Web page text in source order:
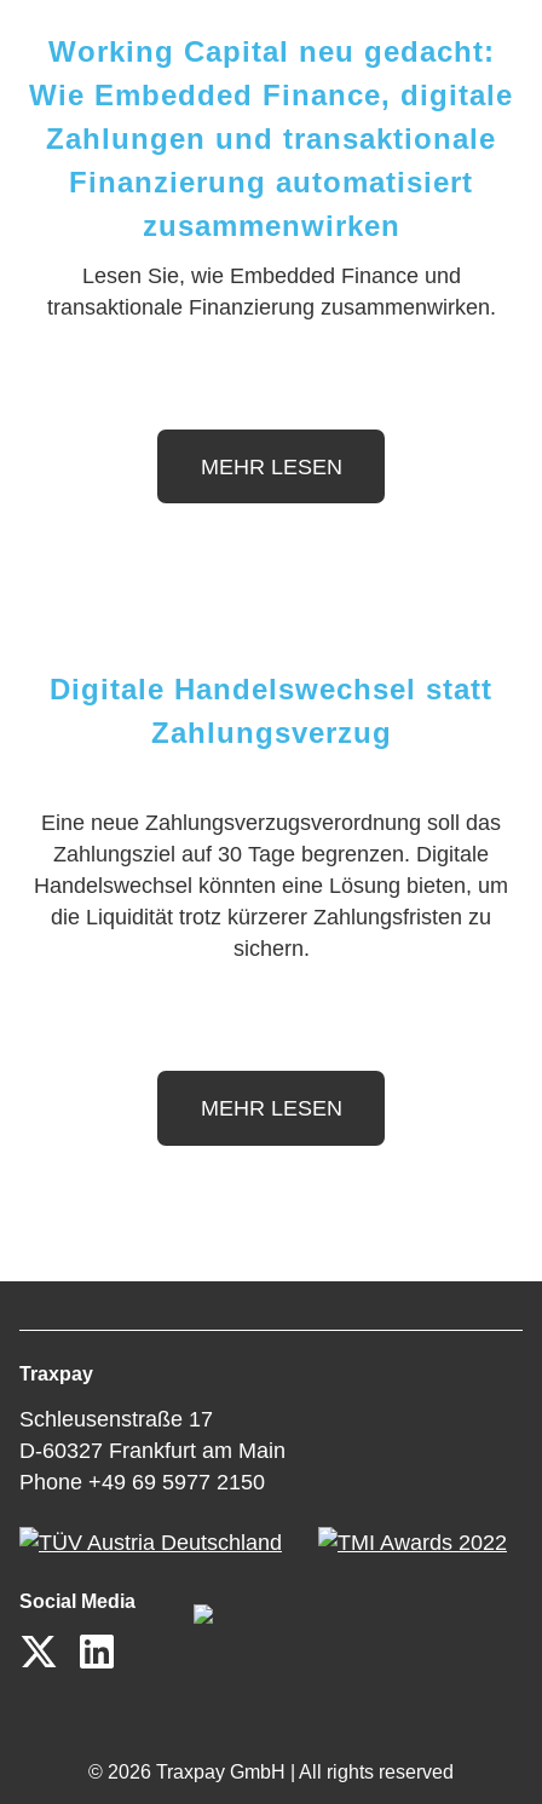
Working Capital neu gedacht:
Wie Embedded Finance, digitale
Zahlungen und transaktionale
Finanzierung automatisiert
zusammenwirken
Lesen Sie, wie Embedded Finance und
transaktionale Finanzierung zusammenwirken.
MEHR LESEN
Digitale Handelswechsel statt
Zahlungsverzug
Eine neue Zahlungsverzugsverordnung soll das
Zahlungsziel auf 30 Tage begrenzen. Digitale
Handelswechsel könnten eine Lösung bieten, um
die Liquidität trotz kürzerer Zahlungsfristen zu
sichern.
MEHR LESEN
Traxpay
Schleusenstraße 17
D-60327 Frankfurt am Main
Phone +49 69 5977 2150
Social Media
© 2026 Traxpay GmbH | All rights reserved